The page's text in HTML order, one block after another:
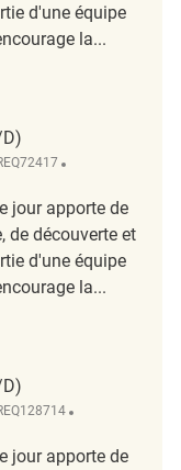
d'une équipe
la...
REQ126220
jour apporte de
de découverte et
d'une équipe
la...
REQ72417
jour apporte de